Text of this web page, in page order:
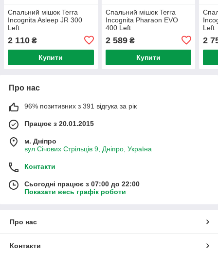
Спальний мішок Terra
Incognita Asleep JR 300
Left
2 110 ₴
Купити
Спальний мішок Terra
Incognita Pharaon EVO
400 Left
2 589₴
Купити
Left
2
Про нас
96% позитивних з 391 відгука за рік
Працює з 20.01.2015
м. Дніпро
вул Січових Стрільців 9, Дніпро, Україна
Контакти
Сьогодні працює з 07:00 до 22:00
Показати весь графік роботи
Про нас
Контакти